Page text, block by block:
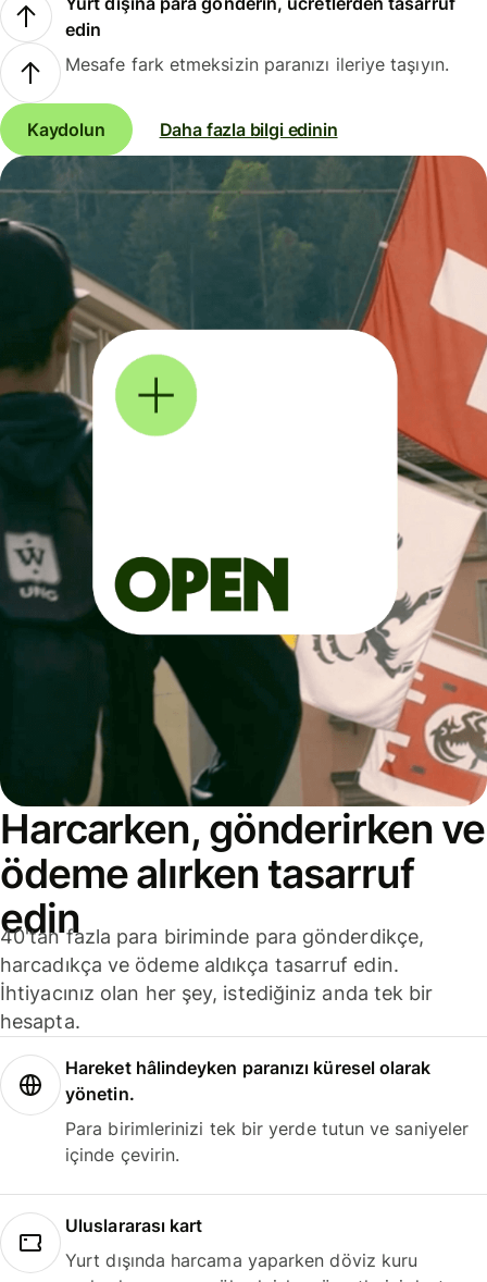
edin
Mesafe fark etmeksizin paranızı ileriye taşıyın.
Kaydolun Daha fazla bilgi edinin
Harcarken, gönderirken ve
ödeme alırken tasarruf
edin
40'tan fazla para biriminde para gönderdikçe,
harcadıkça ve ödeme aldıkça tasarruf edin.
İhtiyacınız olan her şey, istediğiniz anda tek bir
hesapta.
Hareket hâlindeyken paranızı küresel olarak
yönetin.
Para birimlerinizi tek bir yerde tutun ve saniyeler
içinde çevirin.
Uluslararası kart
Yurt dışında harcama yaparken döviz kuru